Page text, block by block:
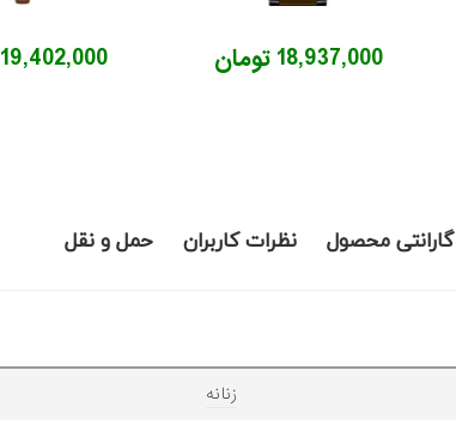
19,402,000 تومان 18,937,000 تومان
گارانتی محصول نظرات کاربران حمل و نقل
زنانه